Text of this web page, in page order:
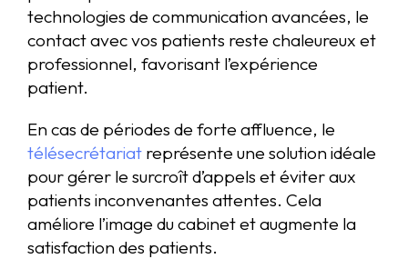
technologies de communication avancées, le
contact avec vos patients reste chaleureux et
professionnel, favorisant l’expérience
patient.
En cas de périodes de forte affluence, le
télésecrétariat représente une solution idéale
pour gérer le surcroît d’appels et éviter aux
patients inconvenantes attentes. Cela
améliore l’image du cabinet et augmente la
satisfaction des patients.